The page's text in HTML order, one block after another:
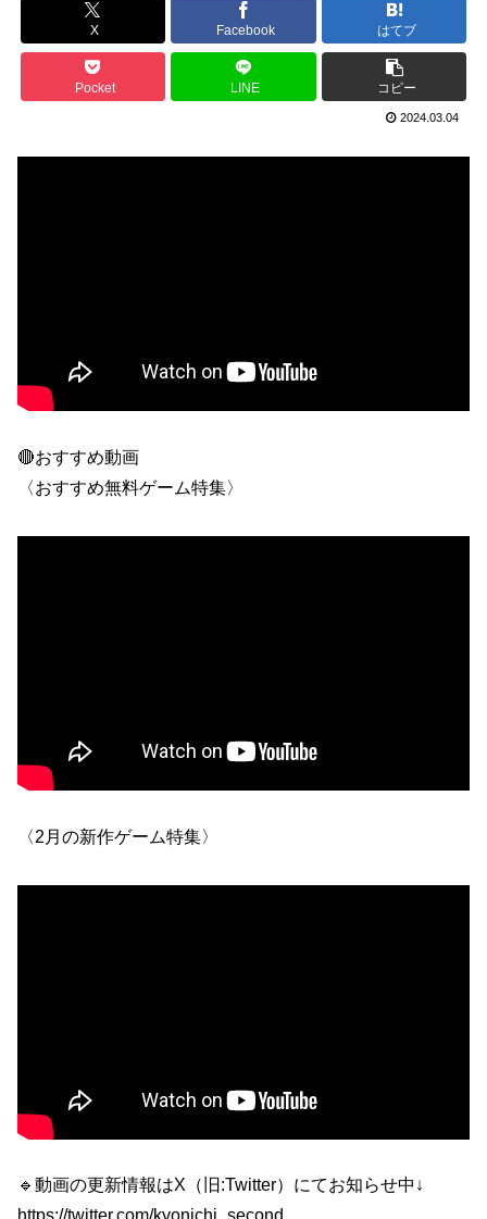
X Facebook はてブ
Pocket LINE コピー
2024.03.04
🔴おすすめ動画
〈おすすめ無料ゲーム特集〉
〈2月の新作ゲーム特集〉
🔹動画の更新情報はX（旧:Twitter）にてお知らせ中↓